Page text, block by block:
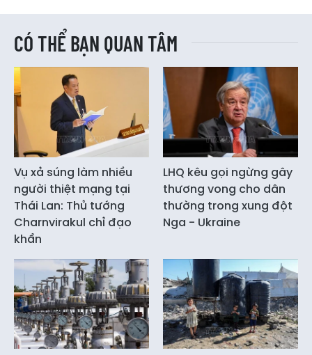
CÓ THỂ BẠN QUAN TÂM
Vụ xả súng làm nhiều
người thiệt mạng tại
Thái Lan: Thủ tướng
Charnvirakul chỉ đạo
khẩn
LHQ kêu gọi ngừng gây
thương vong cho dân
thường trong xung đột
Nga - Ukraine